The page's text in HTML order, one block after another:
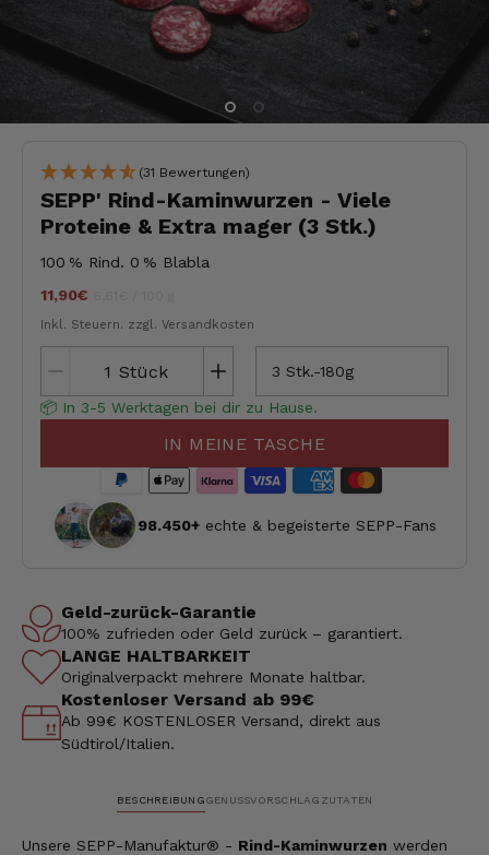
(31 Bewertungen)
SEPP' Rind-Kaminwurzen - Viele
Proteine & Extra mager (3 Stk.)
100 % Rind. 0 % Blabla
11,90€
Inkl. Steuern. zzgl. Versandkosten
Stück 3 Stk.-180g
📦 In 3-5 Werktagen bei dir zu Hause.
IN MEINE TASCHE
98.450+ echte & begeisterte SEPP-Fans
Geld-zurück-Garantie
100% zufrieden oder Geld zurück – garantiert.
LANGE HALTBARKEIT
Originalverpackt mehrere Monate haltbar.
Kostenloser Versand ab 99€
Ab 99€ KOSTENLOSER Versand, direkt aus
Südtirol/Italien.
BESCHREIBUNGGENUSSVORSCHLAG ZUTATEN
Unsere SEPP-Manufaktur® - Rind-Kaminwurzen werden